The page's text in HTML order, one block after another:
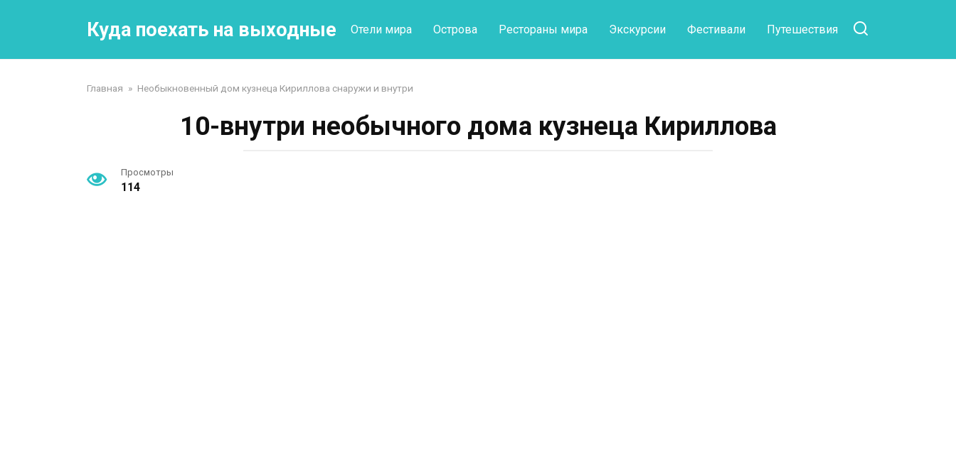
Куда поехать на выходные Отели мира Острова Рестораны мира Экскурсии Фестивали Путешествия
Главная » Необыкновенный дом кузнеца Кириллова снаружи и внутри
10-внутри необычного дома кузнеца Кириллова
Просмотры
114